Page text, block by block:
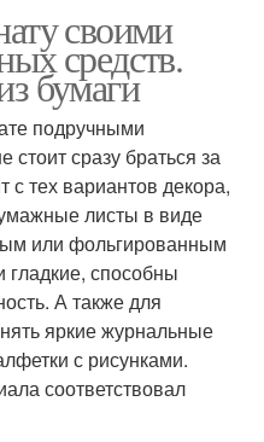
своими
средств.
бумаги
подручными
сразу браться за
с тех вариантов декора,
листы в виде
или фольгированным
способны
А также для
яркие журнальные
с рисунками.
соответствовал